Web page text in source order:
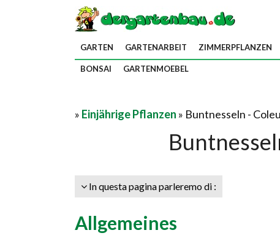
GARTEN GARTENARBEIT ZIMMERPFLANZEN
BONSAI GARTENMOEBEL
» Einjährige Pflanzen » Buntnesseln -
In questa pagina parleremo di :
Allgemeines